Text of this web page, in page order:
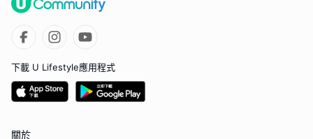
下載 U Lifestyle應用程式
關於